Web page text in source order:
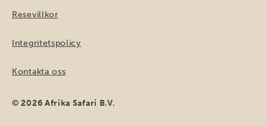
Resevillkor
Integritetspolicy
Kontakta oss
© 2026 Afrika Safari B.V.